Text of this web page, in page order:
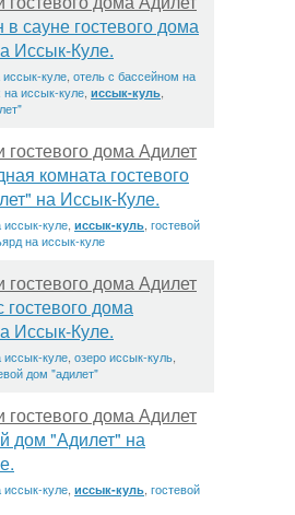
в сауне гостевого дома
Иссык-Куле.
куле отель с бассейном на
на иссык-куле иссык-куль
гостевого дома Адилет
комната гостевого
на Иссык-Куле.
иссык-куле иссык-куль гостевой
на иссык-куле
гостевого дома Адилет
гостевого дома
Иссык-Куле.
иссык-куле озеро иссык-куль
дом "адилет"
гостевого дома Адилет
дом "Адилет" на
иссык-куле иссык-куль гостевой